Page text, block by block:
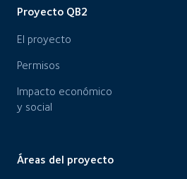
Proyecto QB2
El proyecto
Permisos
Impacto económico
y social
Áreas del proyecto